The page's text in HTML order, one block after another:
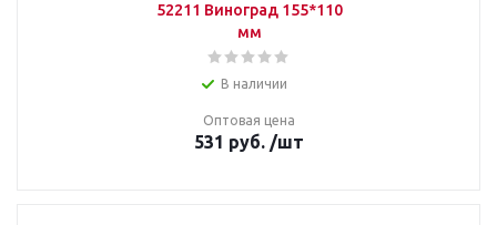
52211 Виноград 155*110
мм
В наличии
Оптовая цена
531 руб. /шт